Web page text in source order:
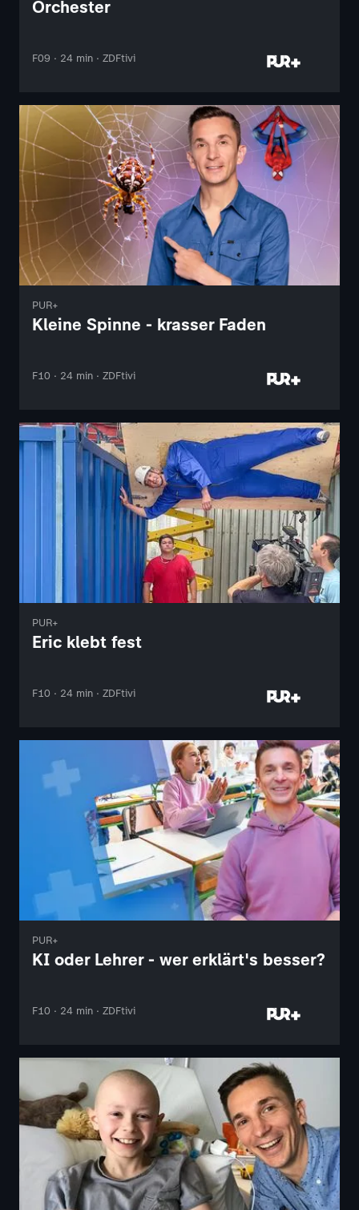
Orchester
F09 · 24 min · ZDFtivi
PUR+
Kleine Spinne - krasser Faden
F10 · 24 min · ZDFtivi
PUR+
Eric klebt fest
F10 · 24 min · ZDFtivi
PUR+
KI oder Lehrer - wer erklärt's besser?
F10 · 24 min · ZDFtivi